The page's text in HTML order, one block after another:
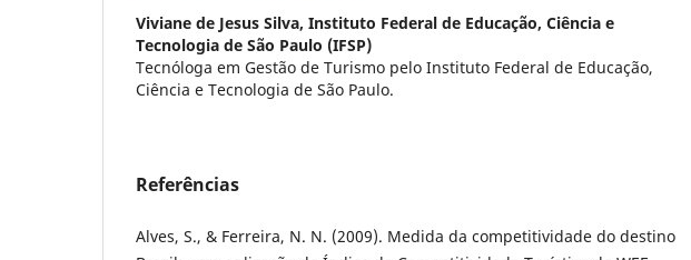
Viviane de Jesus Silva, Instituto Federal de Educação, Ciência e
Tecnologia de São Paulo (IFSP)
Tecnóloga em Gestão de Turismo pelo Instituto Federal de Educação,
Ciência e Tecnologia de São Paulo.
Referências
Alves, S., & Ferreira, N. N. (2009). Medida da competitividade do destino